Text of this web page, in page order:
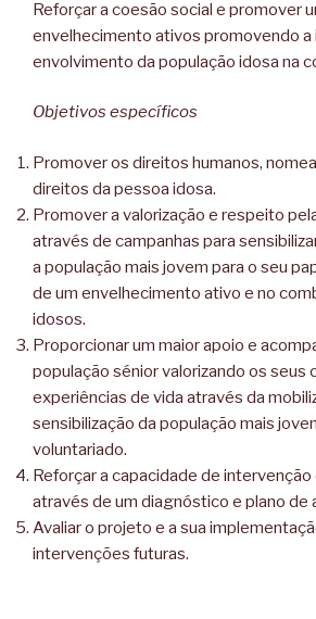
Reforçar a coesão social e promover
envelhecimento ativos promovendo a
envolvimento da população idosa na
Objetivos específicos
Promover os direitos humanos,
direitos da pessoa idosa.
Promover a valorização e respeito
através de campanhas para
a população mais jovem para o seu
de um envelhecimento ativo e no
idosos.
Proporcionar um maior apoio e
população sénior valorizando os seus
experiências de vida através da
sensibilização da população mais
voluntariado.
Reforçar a capacidade de
através de um diagnóstico e plano de
Avaliar o projeto e a sua
intervenções futuras.